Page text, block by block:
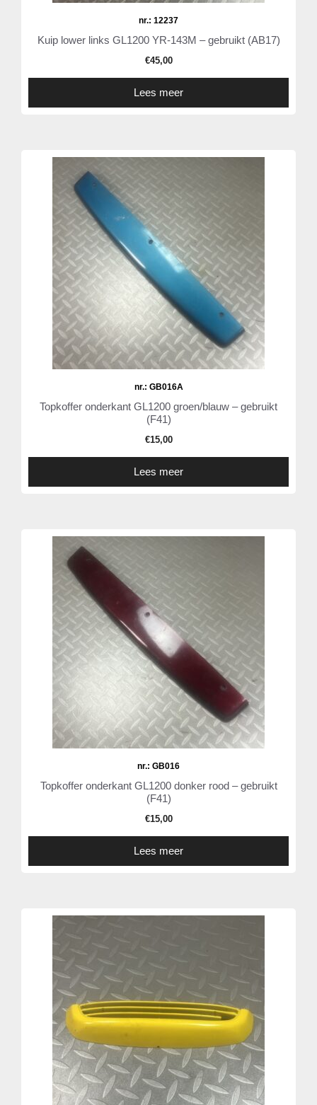
nr.: 12237
Kuip lower links GL1200 YR-143M – gebruikt (AB17)
€45,00
Lees meer
nr.: GB016A
Topkoffer onderkant GL1200 groen/blauw – gebruikt
(F41)
€15,00
Lees meer
nr.: GB016
Topkoffer onderkant GL1200 donker rood – gebruikt
(F41)
€15,00
Lees meer